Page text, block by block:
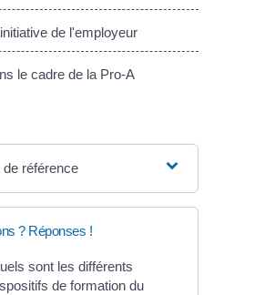
de l'employeur
le cadre de la Pro-A
de référence
? Réponses !
sont les différents
de formation du